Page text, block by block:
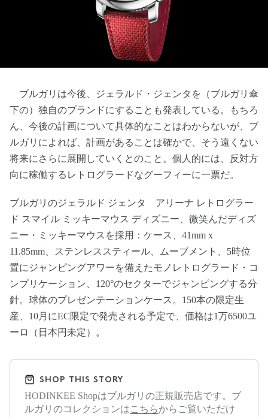
ブルガリは今後、ジェラルド・ジェンタを（ブルガリ傘
下の）独自のブランドにすることも発表している。もちろ
ん、今後の計画について具体的なことはわからないが、ブ
ルガリによれば、計画があることは確かで、そう遠くない
将来にさらに展開していくとのこと。個人的には、反対方
向に稼働するレトログラードなグーフィーに一票だ。
ブルガリのジェラルド ジェンタ アリーナ レトログラー
ド スマイル ミッキーマウス ディズニー、微笑んだディズ
ニー・ミッキーマウスを採用：ケース、41mm x
11.85mm、ステンレススティール、ムーブメント、5時位
置にジャンピングアワーを備えたモノレトログラード・コ
ンプリケーション、120°のセクターでジャンピングする分
針。球体のプレゼンテーションケース。150本の限定生
産、10月にEC限定で発売される予定で、価格は1万6500ユ
ーロ（日本円未定）。
SHOP THIS STORY
HODINKEE Shopはブルガリの正規販売店です。ブ
ルガリのコレクションはこちらからご覧いただけ